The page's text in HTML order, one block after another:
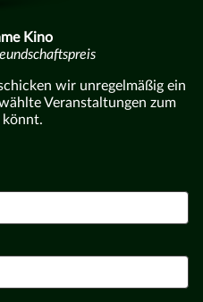
Kino
wir unregelmäßig ein
Veranstaltungen zum
könnt.